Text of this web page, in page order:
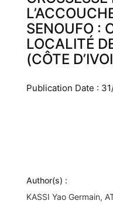
SENOUFO :
LOCALITÉ
(CÔTE
Publication Date :
Author(s) :
KASSI Yao Germain,